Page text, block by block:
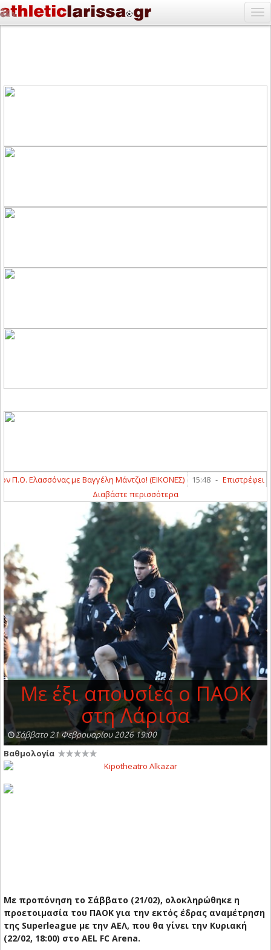
Ελασσόνας με Βαγγέλη Μάντζιο! (ΕΙΚΟΝΕΣ) 15:48 - Επιστρέφει
Διαβάστε περισσότερα
Με έξι απουσίες ο ΠΑΟΚ
στη Λάρισα
Σάββατο 21 Φεβρουαρίου 2026 19:00
Βαθμολογία
Με προπόνηση το Σάββατο (21/02), ολοκληρώθηκε η
προετοιμασία του ΠΑΟΚ για την εκτός έδρας αναμέτρηση
της Superleague με την ΑΕΛ, που θα γίνει την Κυριακή
(22/02, 18:00) στο AEL FC Arena.